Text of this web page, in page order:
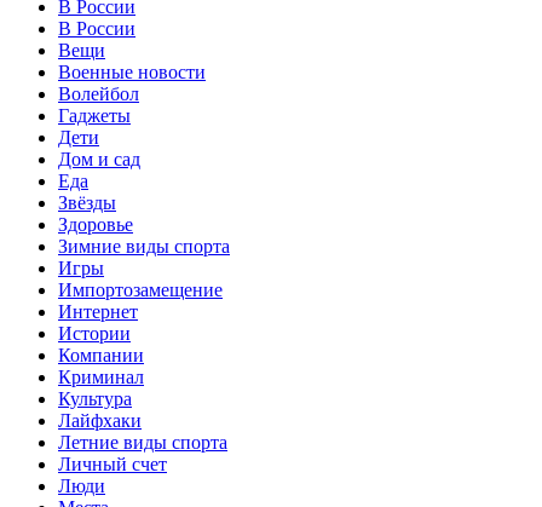
В России
В России
Вещи
Военные новости
Волейбол
Гаджеты
Дети
Дом и сад
Еда
Звёзды
Здоровье
Зимние виды спорта
Игры
Импортозамещение
Интернет
Истории
Компании
Криминал
Культура
Лайфхаки
Летние виды спорта
Личный счет
Люди